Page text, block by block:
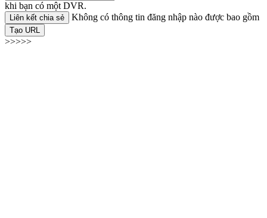
khi bạn có một DVR.
Liên kết chia sẻ Không có thông tin đăng nhập nào được bao gồm
Tạo URL
>>>>>